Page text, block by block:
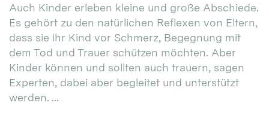
Auch Kinder erleben kleine und große Abschiede.
Es gehört zu den natürlichen Reflexen von Eltern,
dass sie ihr Kind vor Schmerz, Begegnung mit
dem Tod und Trauer schützen möchten. Aber
Kinder können und sollten auch trauern, sagen
Experten, dabei aber begleitet und unterstützt
werden. ...